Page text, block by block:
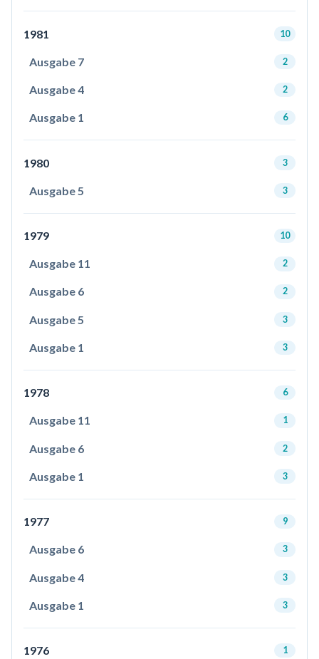
1981 10
Ausgabe 7 2
Ausgabe 4 2
Ausgabe 1 6
1980 3
Ausgabe 5 3
1979 10
Ausgabe 11 2
Ausgabe 6 2
Ausgabe 5 3
Ausgabe 1 3
1978 6
Ausgabe 11 1
Ausgabe 6 2
Ausgabe 1 3
1977 9
Ausgabe 6 3
Ausgabe 4 3
Ausgabe 1 3
1976 1